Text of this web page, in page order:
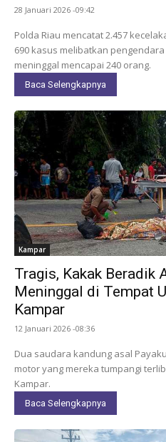
28 Januari 2026 -09:42
Polda Riau mencatat 2.457
690 kasus melibatkan
meninggal mencapai 240 orang.
Baca Selengkapnya
Kampar
Tragis, Kakak Beradik
Meninggal di Tempat
Kampar
12 Januari 2026 -08:36
Dua saudara kandung asal
motor yang mereka tumpangi
Kampar.
Baca Selengkapnya